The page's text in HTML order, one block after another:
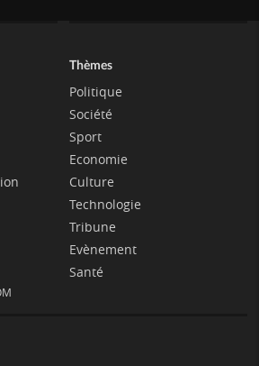
Thèmes
Politique
Société
Sport
Economie
Culture
Technologie
Tribune
Evènement
Santé